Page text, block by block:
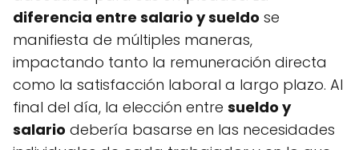
diferencia entre salario y sueldo se
manifiesta de múltiples maneras,
impactando tanto la remuneración directa
como la satisfacción laboral a largo plazo. Al
final del día, la elección entre sueldo y
salario debería basarse en las necesidades